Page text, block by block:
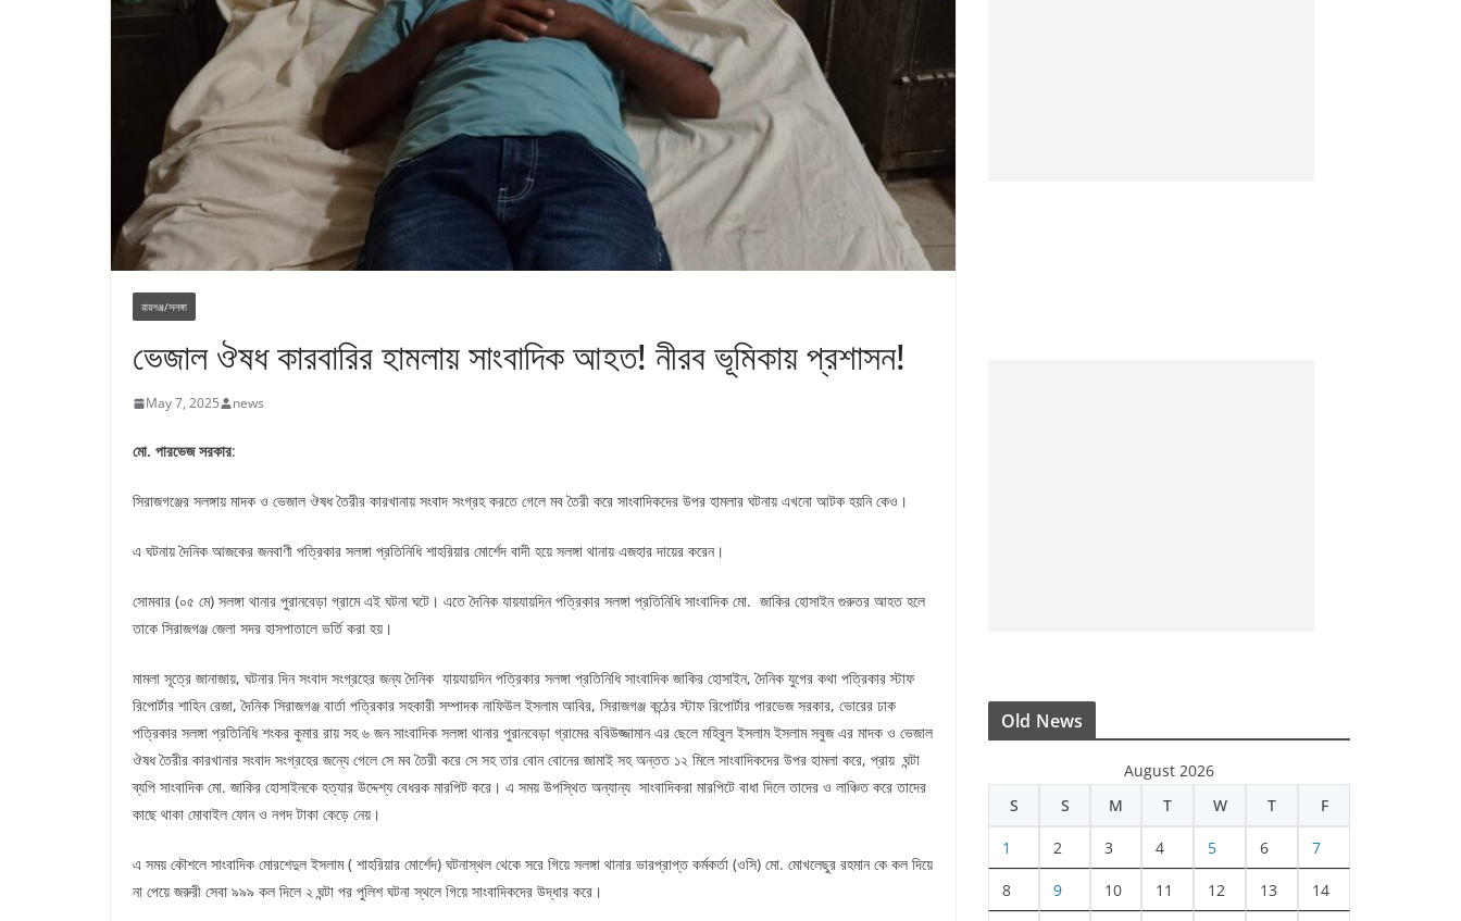
রায়গঞ্জ/সলঙ্গা
ভেজাল ঔষধ কারবারির হামলায় সাংবাদিক আহত! নীরব ভূমিকায় প্রশাসন!
May 7, 2025 news
মো. পারভেজ সরকার:
সিরাজগঞ্জের সলঙ্গায় মাদক ও ভেজাল ঔষধ তৈরীর কারখানায় সংবাদ সংগ্রহ করতে গেলে মব তৈরী করে সাংবাদিকদের উপর হামলার ঘটনায় এখনো আটক হয়নি কেও।
এ ঘটনায় দৈনিক আজকের জনবাণী পত্রিকার সলঙ্গা প্রতিনিধি শাহরিয়ার মোর্শেদ বাদী হয়ে সলঙ্গা থানায় এজহার দায়ের করেন।
সোমবার (০৫ মে) সলঙ্গা থানার পুরানবেড়া গ্রামে এই ঘটনা ঘটে। এতে দৈনিক যায়যায়দিন পত্রিকার সলঙ্গা প্রতিনিধি সাংবাদিক মো. জাকির হোসাইন গুরুতর আহত হলে
তাকে সিরাজগঞ্জ জেলা সদর হাসপাতালে ভর্তি করা হয়।
মামলা সূত্রে জানাজায়, ঘটনার দিন সংবাদ সংগ্রহের জন্য দৈনিক যায়যায়দিন পত্রিকার সলঙ্গা প্রতিনিধি সাংবাদিক জাকির হোসাইন, দৈনিক যুগের কথা পত্রিকার স্টাফ
রিপোর্টার শাহিন রেজা, দৈনিক সিরাজগঞ্জ বার্তা পত্রিকার সহকারী সম্পাদক নাফিউল ইসলাম আবির, সিরাজগঞ্জ কন্ঠের স্টাফ রিপোর্টার পারভেজ সরকার, ভোরের ঢাক
পত্রিকার সলঙ্গা প্রতিনিধি শংকর কুমার রায় সহ ৬ জন সাংবাদিক সলঙ্গা থানার পুরানবেড়া গ্রামের ববিউজ্জামান এর ছেলে মহিবুল ইসলাম ইসলাম সবুজ এর মাদক ও ভেজাল
ঔষধ তৈরীর কারখানার সংবাদ সংগ্রহের জন্যে গেলে সে মব তৈরী করে সে সহ তার বোন বোনের জামাই সহ অন্তত ১২ মিলে সাংবাদিকদের উপর হামলা করে, প্রায় ঘন্টা
ব্যপি সাংবাদিক মো. জাকির হোসাইনকে হত্যার উদ্দেশ্য বেধরক মারপিট করে। এ সময় উপস্থিত অন্যান্য সাংবাদিকরা মারপিটে বাধা দিলে তাদের ও লাঞ্চিত করে তাদের
কাছে থাকা মোবাইল ফোন ও নগদ টাকা কেড়ে নেয়।
এ সময় কৌশলে সাংবাদিক মোরশেদুল ইসলাম ( শাহরিয়ার মোর্শেদ) ঘটনাস্থল থেকে সরে গিয়ে সলঙ্গা থানার ভারপ্রাপ্ত কর্মকর্তা (ওসি) মো. মোখলেছুর রহমান কে কল দিয়ে
না পেয়ে জরুরী সেবা ৯৯৯ কল দিলে ২ ঘন্টা পর পুলিশ ঘটনা স্থলে গিয়ে সাংবাদিকদের উদ্ধার করে।
Old News
August 2026
S
S M T W T F
1 2 3 4 5 6 7
8 9 10 11 12 13 14